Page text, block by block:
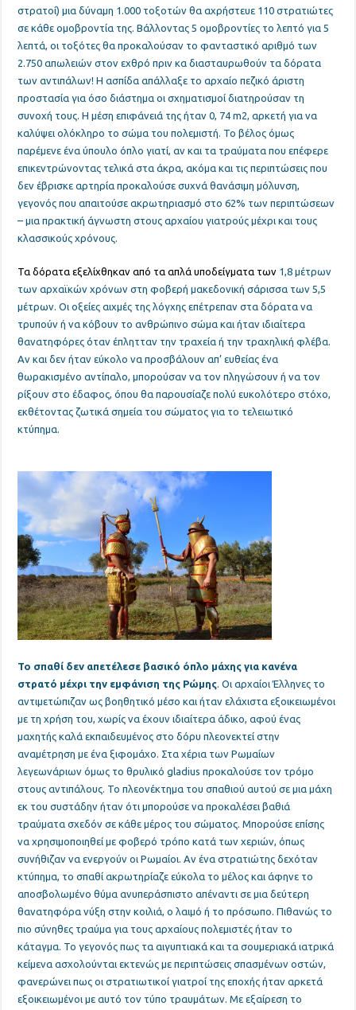
στρατοί) μια δύναμη 1.000 τοξοτών θα αχρήστευε 110 στρατιώτες
σε κάθε ομοβροντία της. Βάλλοντας 5 ομοβροντίες το λεπτό για 5
λεπτά, οι τοξότες θα προκαλούσαν το φανταστικό αριθμό των
2.750 απωλειών στον εχθρό πριν κα διασταυρωθούν τα δόρατα
των αντιπάλων! Η ασπίδα απάλλαξε το αρχαίο πεζικό άριστη
προστασία για όσο διάστημα οι σχηματισμοί διατηρούσαν τη
συνοχή τους. Η μέση επιφάνειά της ήταν 0, 74 m2, αρκετή για να
καλύψει ολόκληρο το σώμα του πολεμιστή. Το βέλος όμως
παρέμενε ένα ύπουλο όπλο γιατί, αν και τα τραύματα που επέφερε
επικεντρώνοντας τελικά στα άκρα, ακόμα και τις περιπτώσεις που
δεν έβρισκε αρτηρία προκαλούσε συχνά θανάσιμη μόλυνση,
γεγονός που απαιτούσε ακρωτηριασμό στο 62% των περιπτώσεων
– μια πρακτική άγνωστη στους αρχαίου γιατρούς μέχρι και τους
κλασσικούς χρόνους.
Τα δόρατα εξελίχθηκαν από τα απλά υποδείγματα των 1,8 μέτρων
των αρχαϊκών χρόνων στη φοβερή μακεδονική σάρισσα των 5,5
μέτρων. Οι οξείες αιχμές της λόγχης επέτρεπαν στα δόρατα να
τρυπούν ή να κόβουν το ανθρώπινο σώμα και ήταν ιδιαίτερα
θανατηφόρες όταν έπλητταν την τραχεία ή την τραχηλική φλέβα.
Αν και δεν ήταν εύκολο να προσβάλουν απ’ ευθείας ένα
θωρακισμένο αντίπαλο, μπορούσαν να τον πληγώσουν ή να τον
ρίξουν στο έδαφος, όπου θα παρουσίαζε πολύ ευκολότερο στόχο,
εκθέτοντας ζωτικά σημεία του σώματος για το τελειωτικό
κτύπημα.
Το σπαθί δεν απετέλεσε βασικό όπλο μάχης για κανένα
στρατό μέχρι την εμφάνιση της Ρώμης. Οι αρχαίοι Έλληνες το
αντιμετώπιζαν ως βοηθητικό μέσο και ήταν ελάχιστα εξοικειωμένοι
με τη χρήση του, χωρίς να έχουν ιδιαίτερα άδικο, αφού ένας
μαχητής καλά εκπαιδευμένος στο δόρυ πλεονεκτεί στην
αναμέτρηση με ένα ξιφομάχο. Στα χέρια των Ρωμαίων
λεγεωνάριων όμως το θρυλικό gladius προκαλούσε τον τρόμο
στους αντιπάλους. Το πλεονέκτημα του σπαθιού αυτού σε μια μάχη
εκ του συστάδην ήταν ότι μπορούσε να προκαλέσει βαθιά
τραύματα σχεδόν σε κάθε μέρος του σώματος. Μπορούσε επίσης
να χρησιμοποιηθεί με φοβερό τρόπο κατά των χεριών, όπως
συνήθιζαν να ενεργούν οι Ρωμαίοι. Αν ένα στρατιώτης δεχόταν
κτύπημα, το σπαθί ακρωτηρίαζε εύκολα το μέλος και άφηνε το
αποσβολωμένο θύμα ανυπεράσπιστο απέναντι σε μια δεύτερη
θανατηφόρα νύξη στην κοιλιά, ο λαιμό ή το πρόσωπο. Πιθανώς το
πιο σύνηθες τραύμα για τους αρχαίους πολεμιστές ήταν το
κάταγμα. Το γεγονός πως τα αιγυπτιακά και τα σουμεριακά ιατρικά
κείμενα ασχολούνται εκτενώς με περιπτώσεις σπασμένων οστών,
φανερώνει πως οι στρατιωτικοί γιατροί της εποχής ήταν αρκετά
εξοικειωμένοι με αυτό τον τύπο τραυμάτων. Με εξαίρεση το